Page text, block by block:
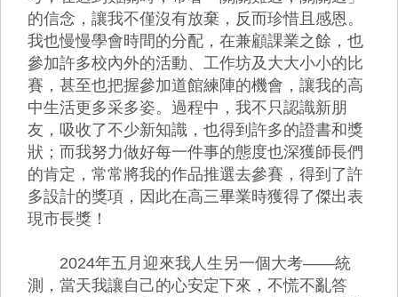
的信念，讓我不僅沒有放棄，反而珍惜且感恩。
我也慢慢學會時間的分配，在兼顧課業之餘，也
參加許多校內外的活動、工作坊及大大小小的比
賽，甚至也把握參加道館練陣的機會，讓我的高
中生活更多采多姿。過程中，我不只認識新朋
友，吸收了不少新知識，也得到許多的證書和獎
狀；而我努力做好每一件事的態度也深獲師長們
的肯定，常常將我的作品推選去參賽，得到了許
多設計的獎項，因此在高三畢業時獲得了傑出表
現市長獎！
2024年五月迎來我人生另一個大考——統
測，當天我讓自己的心安定下來，不慌不亂答